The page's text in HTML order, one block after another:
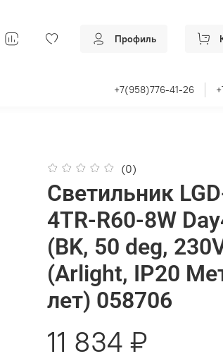
Профиль
+7(958)776-41-26
(0)
Светильник
4TR-R60-8W
(BK, 50 deg,
(Arlight, IP20
лет) 058706
11 834 ₽